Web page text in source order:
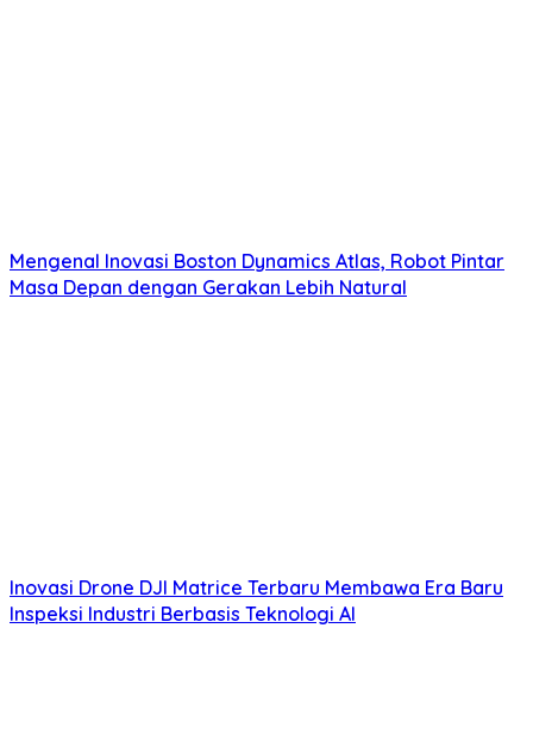
Mengenal Inovasi Boston Dynamics Atlas, Robot Pintar
Masa Depan dengan Gerakan Lebih Natural
Inovasi Drone DJI Matrice Terbaru Membawa Era Baru
Inspeksi Industri Berbasis Teknologi AI